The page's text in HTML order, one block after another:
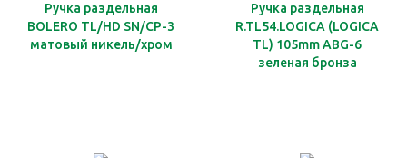
Ручка раздельная
BOLERO TL/HD SN/CP-3
матовый никель/хром
Ручка раздельная
R.TL54.LOGICA (LOGICA
TL) 105mm ABG-6
зеленая бронза